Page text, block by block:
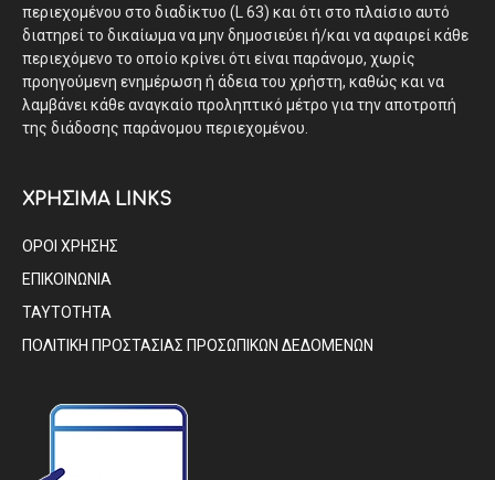
περιεχομένου στο διαδίκτυο (L 63) και ότι στο πλαίσιο αυτό
διατηρεί το δικαίωμα να μην δημοσιεύει ή/και να αφαιρεί κάθε
περιεχόμενο το οποίο κρίνει ότι είναι παράνομο, χωρίς
προηγούμενη ενημέρωση ή άδεια του χρήστη, καθώς και να
λαμβάνει κάθε αναγκαίο προληπτικό μέτρο για την αποτροπή
της διάδοσης παράνομου περιεχομένου.
ΧΡΗΣΙΜΑ LINKS
ΟΡΟΙ ΧΡΗΣΗΣ
ΕΠΙΚΟΙΝΩΝΙΑ
ΤΑΥΤΟΤΗΤΑ
ΠΟΛΙΤΙΚΗ ΠΡΟΣΤΑΣΙΑΣ ΠΡΟΣΩΠΙΚΩΝ ΔΕΔΟΜΕΝΩΝ